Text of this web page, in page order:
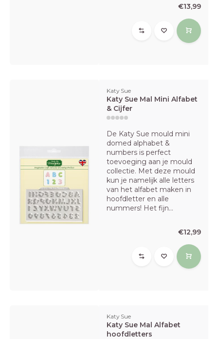
€13,99
Katy Sue
Katy Sue Mal Mini Alfabet
& Cijfer
De Katy Sue mould mini
domed alphabet &
numbers is perfect
toevoeging aan je mould
collectie. Met deze mould
kun je namelijk alle letters
van het alfabet maken in
hoofdletter en alle
nummers! Het fijn...
€12,99
Katy Sue
Katy Sue Mal Alfabet
hoofdletters